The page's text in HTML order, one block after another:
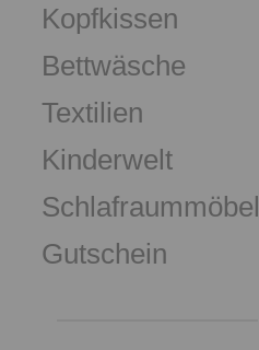
Kopfkissen
Bettwäsche
Textilien
Kinderwelt
Schlafraummöbel
Gutschein